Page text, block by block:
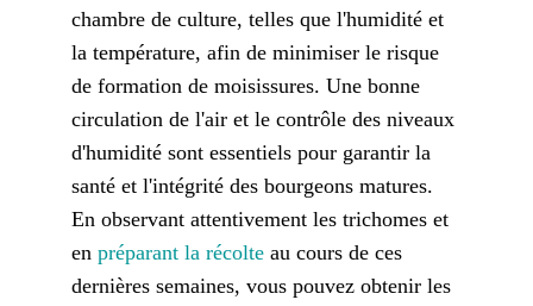
chambre de culture, telles que l'humidité et
la température, afin de minimiser le risque
de formation de moisissures. Une bonne
circulation de l'air et le contrôle des niveaux
d'humidité sont essentiels pour garantir la
santé et l'intégrité des bourgeons matures.
En observant attentivement les trichomes et
en préparant la récolte au cours de ces
dernières semaines, vous pouvez obtenir les